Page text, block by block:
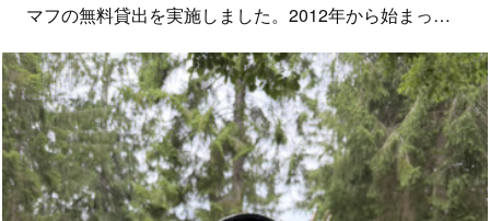
マフの無料貸出を実施しました。2012年から始まっ…